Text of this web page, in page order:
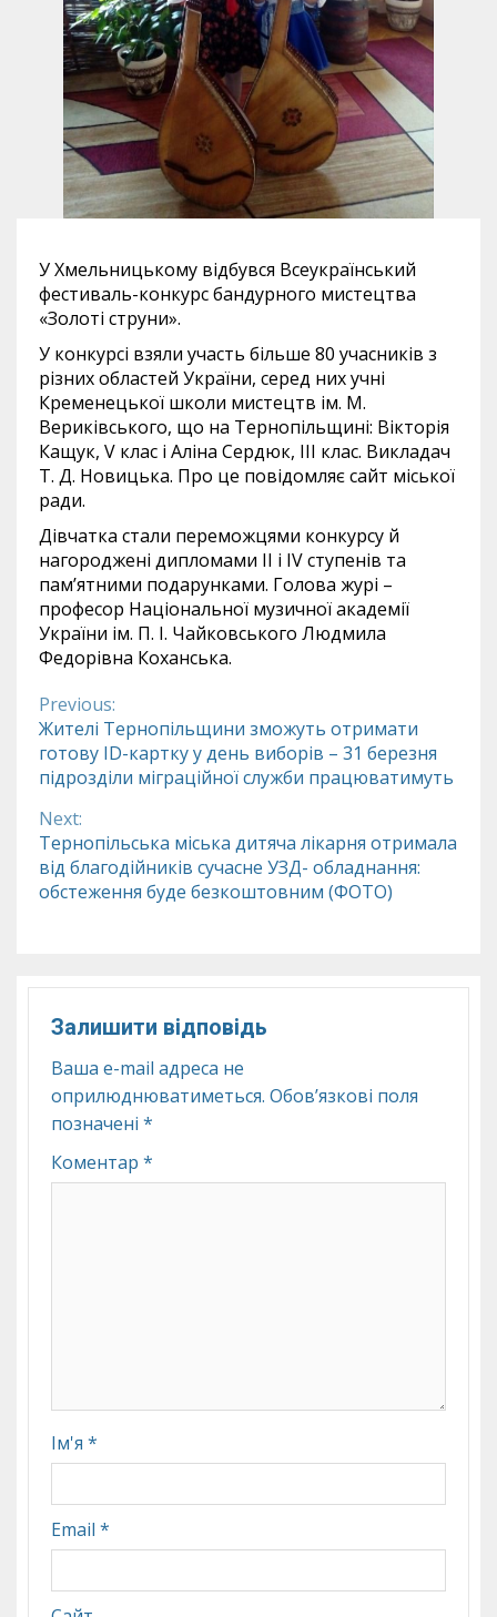
У Хмельницькому відбувся Всеукраїнський
фестиваль-конкурс бандурного мистецтва
«Золоті струни».
У конкурсі взяли участь більше 80 учасників з
різних областей України, серед них учні
Кременецької школи мистецтв ім. М.
Вериківського, що на Тернопільщині: Вікторія
Кащук, V клас і Аліна Сердюк, ІІІ клас. Викладач
Т. Д. Новицька. Про це повідомляє сайт міської
ради.
Дівчатка стали переможцями конкурсу й
нагороджені дипломами ІІ і ІV ступенів та
пам’ятними подарунками. Голова журі –
професор Національної музичної академії
України ім. П. І. Чайковського Людмила
Федорівна Коханська.
Continue
Reading
Previous:
Жителі Тернопільщини зможуть отримати
готову ID-картку у день виборів – 31 березня
підрозділи міграційної служби працюватимуть
Next:
Тернопільська міська дитяча лікарня отримала
від благодійників сучасне УЗД- обладнання:
обстеження буде безкоштовним (ФОТО)
Залишити відповідь
Ваша e-mail адреса не
оприлюднюватиметься. Обов’язкові поля
позначені *
Коментар *
Ім'я *
Email *